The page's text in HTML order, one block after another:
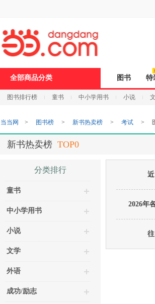
全部商品分类 图书 特
图书排行榜 童书 中小学用书 小说
打
开
无
障
页
加
当当网 > 图书榜 > 新书热卖榜 > 考试 >
新书热卖榜 TOP0
分类排行
童书
中小学用书
小说
文学
外语
成功/励志
2026年